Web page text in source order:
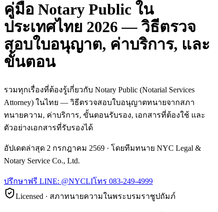
คู่มือ Notary Public ใน
ประเทศไทย 2026 — วิธีตรวจ
สอบใบอนุญาต, ค่าบริการ, และ
ขั้นตอน
รวมทุกเรื่องที่ต้องรู้เกี่ยวกับ Notary Public (Notarial Services
Attorney) ในไทย — วิธีตรวจสอบใบอนุญาตทนายจากสภา
ทนายความ, ค่าบริการ, ขั้นตอนรับรอง, เอกสารที่ต้องใช้ และ
ตัวอย่างเอกสารที่รับรองได้
อัปเดตล่าสุด 2 กรกฎาคม 2569 · โดยทีมทนาย NYC Legal &
Notary Service Co., Ltd.
ปรึกษาฟรี LINE: @NYCLIโทร 083-249-4999
Licensed · สภาทนายความในพระบรมราชูปถัมภ์